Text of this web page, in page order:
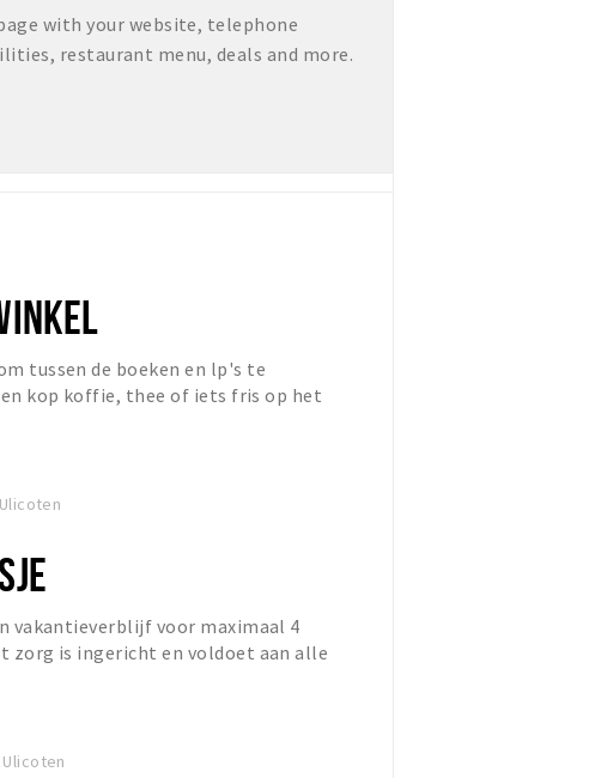
with your website, telephone
restaurant menu, deals and more.
tussen de boeken en lp's te
kop koffie, thee of iets fris op het
vakantieverblijf voor maximaal 4
zorg is ingericht en voldoet aan alle